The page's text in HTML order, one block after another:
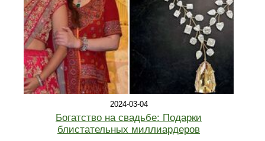
2024-03-04
Богатство на свадьбе: Подарки
блистательных миллиардеров